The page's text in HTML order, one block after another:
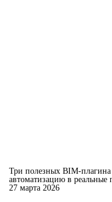
Три полезных BIM-плагина
автоматизацию в реальные
27 марта 2026